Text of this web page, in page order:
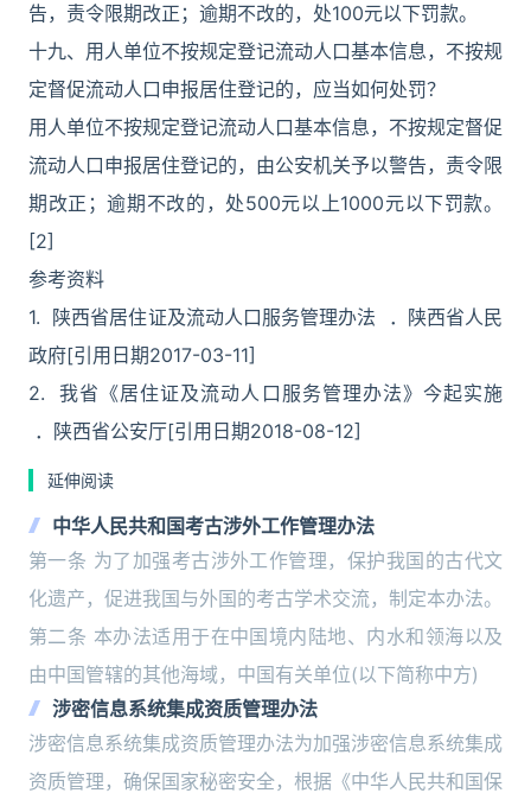
告，责令限期改正；逾期不改的，处100元以下罚款。
十九、用人单位不按规定登记流动人口基本信息，不按规
定督促流动人口申报居住登记的，应当如何处罚？
用人单位不按规定登记流动人口基本信息，不按规定督促
流动人口申报居住登记的，由公安机关予以警告，责令限
期改正；逾期不改的，处500元以上1000元以下罚款。
[2]
参考资料
1. 陕西省居住证及流动人口服务管理办法 ．陕西省人民
政府[引用日期2017-03-11]
2. 我省《居住证及流动人口服务管理办法》今起实施
．陕西省公安厅[引用日期2018-08-12]
延伸阅读
中华人民共和国考古涉外工作管理办法
第一条 为了加强考古涉外工作管理，保护我国的古代文
化遗产，促进我国与外国的考古学术交流，制定本办法。
第二条 本办法适用于在中国境内陆地、内水和领海以及
由中国管辖的其他海域，中国有关单位(以下简称中方)
涉密信息系统集成资质管理办法
涉密信息系统集成资质管理办法为加强涉密信息系统集成
资质管理，确保国家秘密安全，根据《中华人民共和国保